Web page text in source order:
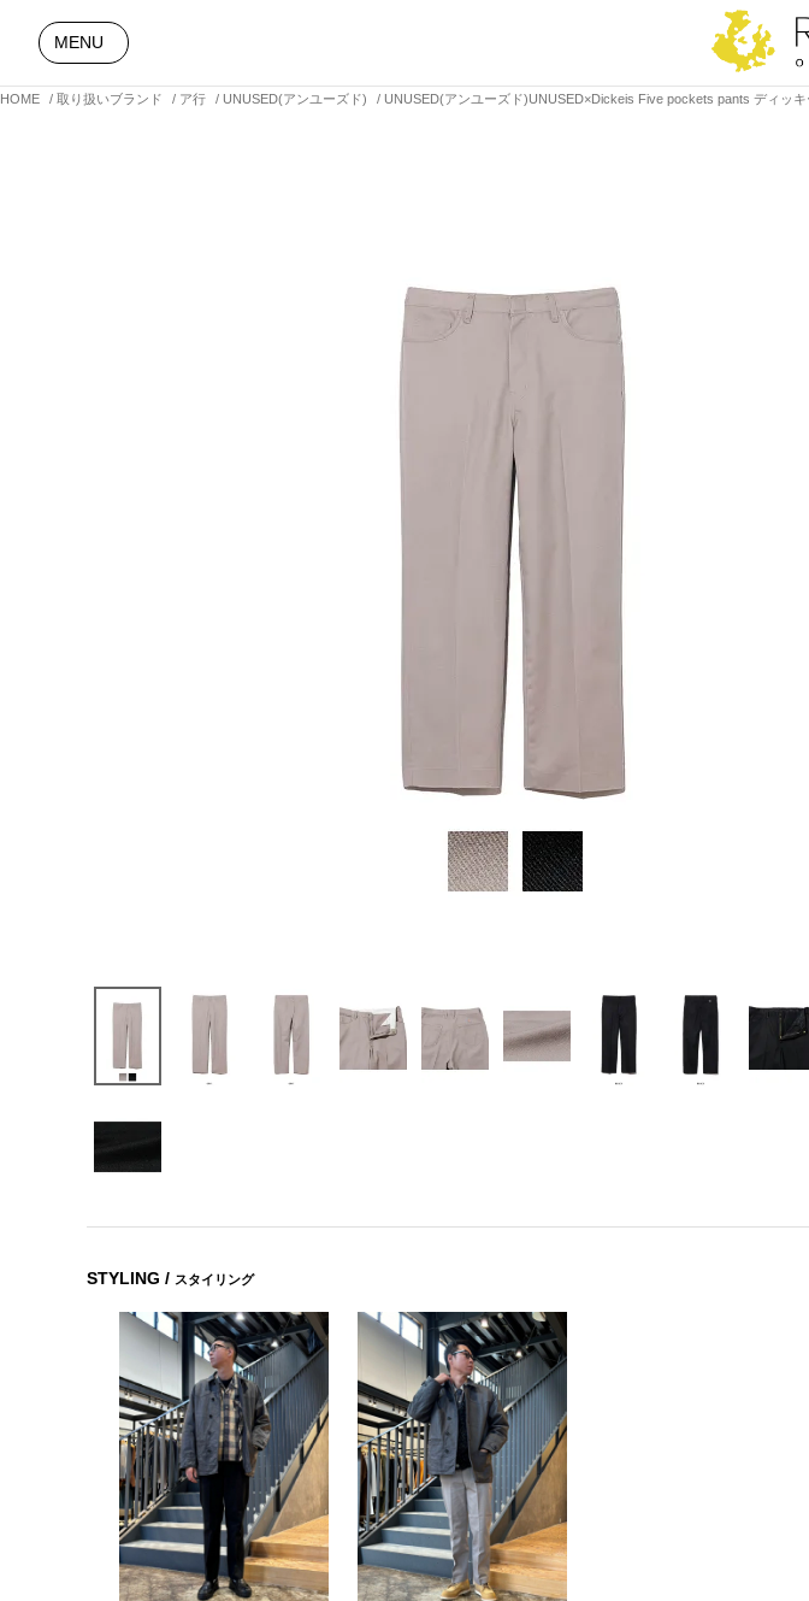
HOME 取り扱いブランド ア行 UNUSED(アンユーズド) UNUSED(アンユーズド)UNUSED×Dickeis Five pockets pants ディッ
MENU
STYLING / スタイリング